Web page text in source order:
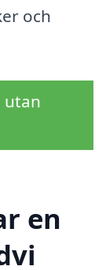
och
utan
en